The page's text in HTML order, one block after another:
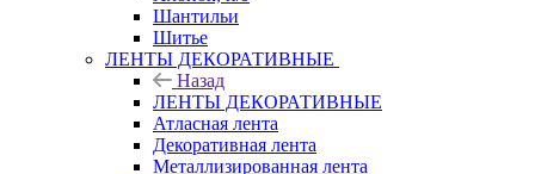
Шантильи
Шитье
ЛЕНТЫ ДЕКОРАТИВНЫЕ
Назад
ЛЕНТЫ ДЕКОРАТИВНЫЕ
Атласная лента
Декоративная лента
Металлизированная лента